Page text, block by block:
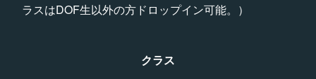
ラスはDOF生以外の方ドロップイン可能。）
クラス